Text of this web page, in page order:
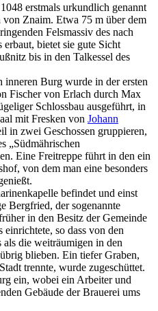
erstmals urkundlich genannt
Znaim. Etwa 75 m über dem
Felsmassiv des nach
erbaut, bietet sie gute Sicht
bis in den Talkessel des
inneren Burg wurde in der ersten
Fischer von Erlach durch Max
Schlossbau ausgeführt, in
mit Fresken von Johann
in zwei Geschossen gruppieren,
„Südmährischen
Eine Freitreppe führt in den ein
von dem man eine besonders
befindet und einst
Bergfried, der sogenannte
in den Besitz der Gemeinde
so dass von den
als die weiträumigen in den
blieben. Ein tiefer Graben,
trennte, wurde zugeschüttet.
ein, wobei ein Arbeiter und
Gebäude der Brauerei ums